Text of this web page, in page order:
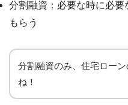
分割融資：必要な時に必
もらう
分割融資のみ、住宅ロー
ね！